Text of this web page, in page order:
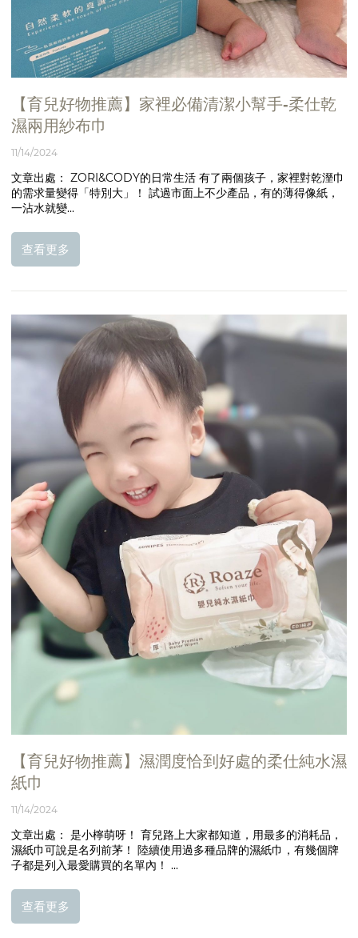
【育兒好物推薦】家裡必備清潔小幫手-柔仕乾
濕兩用紗布巾
11/14/2024
文章出處： ZORI&CODY的日常生活 有了兩個孩子，家裡對乾溼巾
的需求量變得「特別大」！ 試過市面上不少產品，有的薄得像紙，
一沾水就變...
查看更多
【育兒好物推薦】濕潤度恰到好處的柔仕純水濕
紙巾
11/14/2024
文章出處： 是小檸萌呀！ 育兒路上大家都知道，用最多的消耗品，
濕紙巾可說是名列前茅！ 陸續使用過多種品牌的濕紙巾，有幾個牌
子都是列入最愛購買的名單內！ ...
查看更多